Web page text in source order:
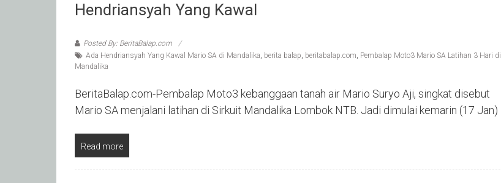
Hendriansyah Yang Kawal
Posted By: BeritaBalap.com
Ada Hendriansyah Yang Kawal Mario SA di Mandalika, berita balap, beritabalap.com, Pembalap Moto3 Mario SA Latihan 3 Hari di
Mandalika
BeritaBalap.com-Pembalap Moto3 kebanggaan tanah air Mario Suryo Aji, singkat disebut
Mario SA menjalani latihan di Sirkuit Mandalika Lombok NTB. Jadi dimulai kemarin (17 Jan)
Read more